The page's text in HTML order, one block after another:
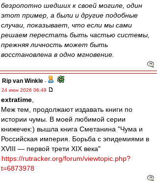
безропотно шедших к своей могиле, один
этот пример, а были и другие подобные
случаи, показывает, что если мы сами
решаем перестать быть частью системы,
прежняя личность может быть
восстановлена в одно мгновение.
Rip van Winkle -
24 июн 2026 06:49
extratime
Меж тем, продолжают издавать книги по
истории чумы. В моей любимой серии
книжечек:) вышла книга Сметанина "Чума и
Российская империя. Борьба с эпидемиями в
XVIII — первой трети XIX века"
https://rutracker.org/forum/viewtopic.php?
t=6873978